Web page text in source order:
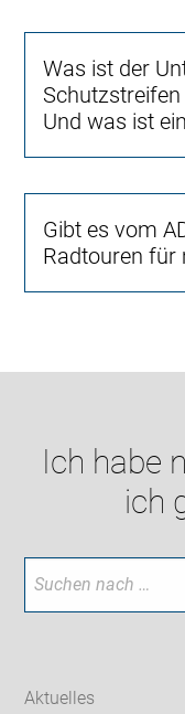
Was ist der
Und was ist
Gibt es vom
Radtouren für
Ich habe
ich
Aktuelles